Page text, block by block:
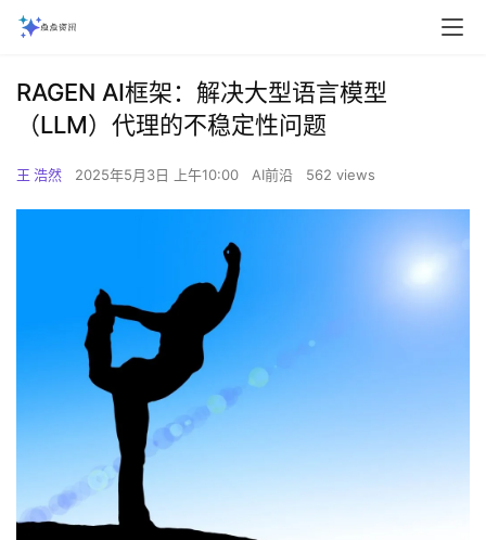
RAGEN AI框架：解决大型语言模型
（LLM）代理的不稳定性问题
王 浩然 2025年5月3日 上午10:00 AI前沿 562 views